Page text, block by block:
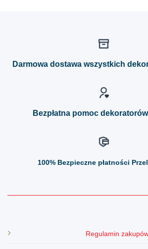
Darmowa dostawa wszystkich
Bezpłatna pomoc
100% Bezpieczne płatności
Regulamin